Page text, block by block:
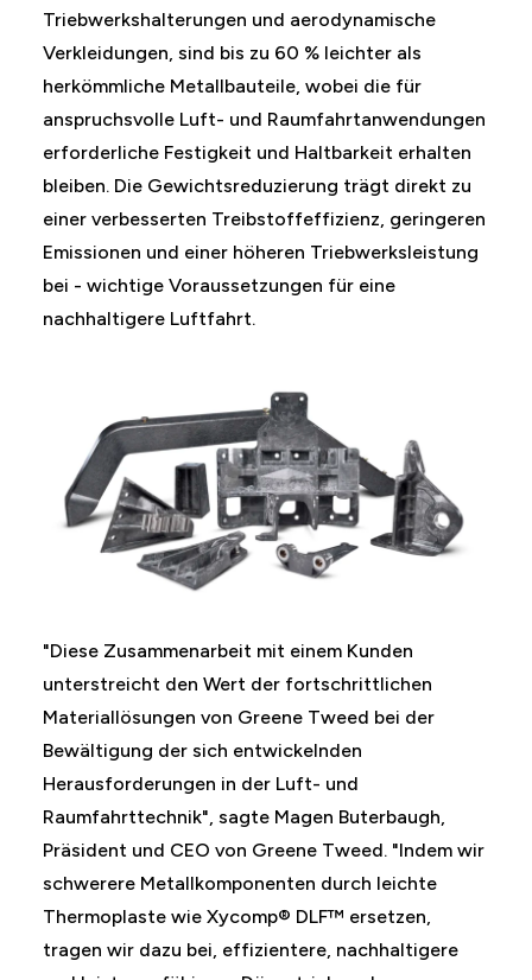
Triebwerkshalterungen und aerodynamische
Verkleidungen, sind bis zu 60 % leichter als
herkömmliche Metallbauteile, wobei die für
anspruchsvolle Luft- und Raumfahrtanwendungen
erforderliche Festigkeit und Haltbarkeit erhalten
bleiben. Die Gewichtsreduzierung trägt direkt zu
einer verbesserten Treibstoffeffizienz, geringeren
Emissionen und einer höheren Triebwerksleistung
bei - wichtige Voraussetzungen für eine
nachhaltigere Luftfahrt.
"Diese Zusammenarbeit mit einem Kunden
unterstreicht den Wert der fortschrittlichen
Materiallösungen von Greene Tweed bei der
Bewältigung der sich entwickelnden
Herausforderungen in der Luft- und
Raumfahrttechnik", sagte Magen Buterbaugh,
Präsident und CEO von Greene Tweed. "Indem wir
schwerere Metallkomponenten durch leichte
Thermoplaste wie Xycomp® DLF™ ersetzen,
tragen wir dazu bei, effizientere, nachhaltigere